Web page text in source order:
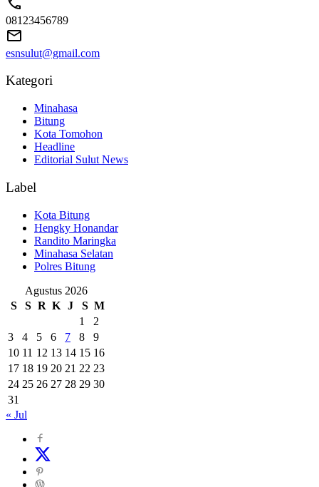
08123456789
esnsulut@gmail.com
Kategori
Minahasa
Bitung
Kota Tomohon
Headline
Editorial Sulut News
Label
Kota Bitung
Hengky Honandar
Randito Maringka
Minahasa Selatan
Polres Bitung
Agustus 2026
S
S R K J S M
1
2
3
4 5 6 7 8
9
10 11 12 13 14 15 16
17 18 19 20 21 22 23
24 25 26 27 28 29 30
31
« Jul